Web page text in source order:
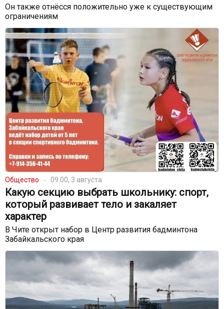
Он также отнёсся положительно уже к существующим
ограничениям
Общество 09:00, 3 августа
Какую секцию выбрать школьнику: спорт,
который развивает тело и закаляет
характер
В Чите открыт набор в Центр развития бадминтона
Забайкальского края